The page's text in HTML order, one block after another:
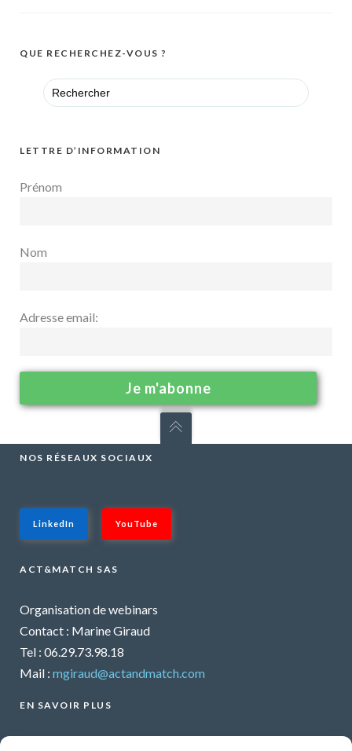
QUE RECHERCHEZ-VOUS ?
Search
for:
LETTRE D’INFORMATION
Prénom
Nom
Adresse email:
NOS RÉSEAUX SOCIAUX
LinkedIn YouTube
ACT&MATCH SAS
Organisation de webinars
Contact : Marine Giraud
Tel : 06.29.73.98.18
Mail : mgiraud@actandmatch.com
EN SAVOIR PLUS